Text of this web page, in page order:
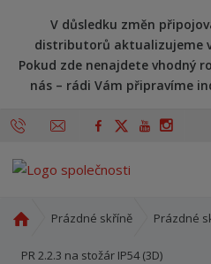
V důsledku změn
distributorů aktualizujeme
Pokud zde nenajdete vhodný
nás – rádi Vám připravíme
o
Prázdné skříně Prázdné
PR 2.2.3 na stožár IP54 (3D)